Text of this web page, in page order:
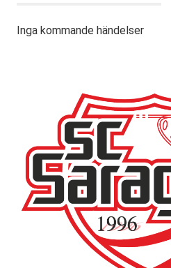
Inga kommande händelser